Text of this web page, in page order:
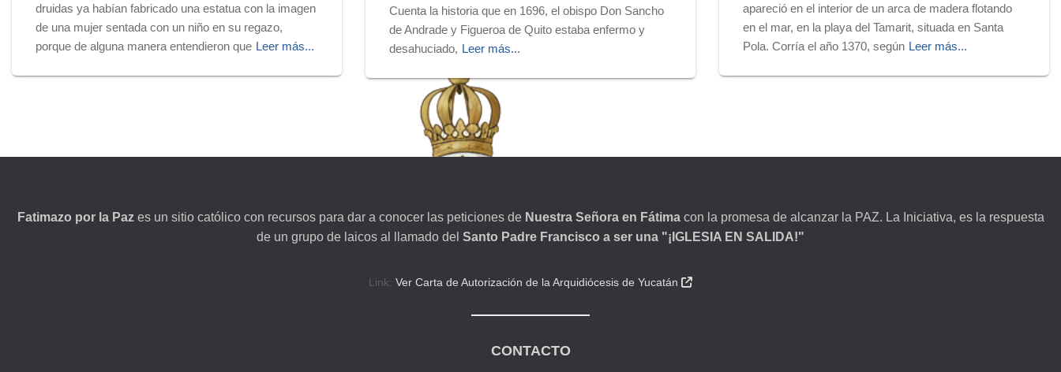
druidas ya habían fabricado una estatua con la imagen
de una mujer sentada con un niño en su regazo,
porque de alguna manera entendieron que Leer más...
Cuenta la historia que en 1696, el obispo Don Sancho
de Andrade y Figueroa de Quito estaba enfermo y
desahuciado, Leer más...
apareció en el interior de un arca de madera flotando
en el mar, en la playa del Tamarit, situada en Santa
Pola. Corría el año 1370, según Leer más...
Fatimazo por la Pazes un sitio católico con recursos para dar a conocer las peticiones de Nuestra Señora en Fátimacon la promesa de alcanzar la PAZ. La Iniciativa, es la respuesta
de un grupo de laicos al llamado del Santo Padre Francisco a ser una "¡IGLESIA EN SALIDA!"
Link: Ver Carta de Autorización de la Arquidiócesis de Yucatán 
CONTACTO